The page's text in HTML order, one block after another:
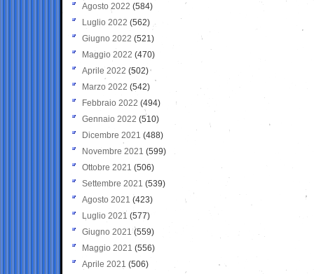
Agosto 2022 (584)
Luglio 2022 (562)
Giugno 2022 (521)
Maggio 2022 (470)
Aprile 2022 (502)
Marzo 2022 (542)
Febbraio 2022 (494)
Gennaio 2022 (510)
Dicembre 2021 (488)
Novembre 2021 (599)
Ottobre 2021 (506)
Settembre 2021 (539)
Agosto 2021 (423)
Luglio 2021 (577)
Giugno 2021(559)
Maggio 2021 (556)
Aprile 2021 (506)